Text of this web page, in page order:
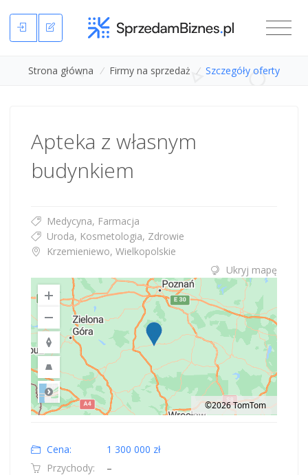
Strona główna / Firmy na sprzedaż / Szczegóły oferty
Apteka z własnym
budynkiem
Medycyna, Farmacja
Uroda, Kosmetologia, Zdrowie
Krzemieniewo, Wielkopolskie
Ukryj mapę
Road
©2026 TomTom
Cena:
1 300 000 zł
Przychody:
–